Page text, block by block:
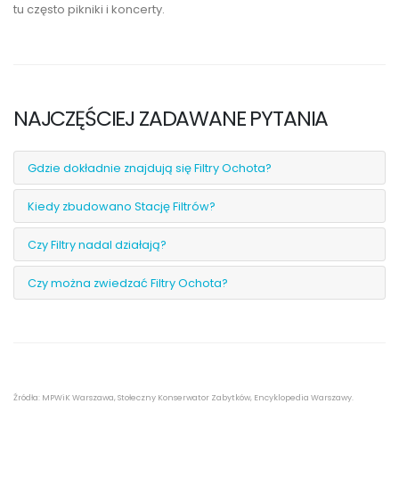
tu często pikniki i koncerty.
NAJCZĘŚCIEJ ZADAWANE PYTANIA
Gdzie dokładnie znajdują się Filtry Ochota?
Kiedy zbudowano Stację Filtrów?
Czy Filtry nadal działają?
Czy można zwiedzać Filtry Ochota?
Źródła: MPWiK Warszawa, Stołeczny Konserwator Zabytków, Encyklopedia Warszawy.